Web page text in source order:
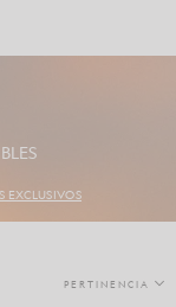
EXCLUSIVOS
PERTINENCIA